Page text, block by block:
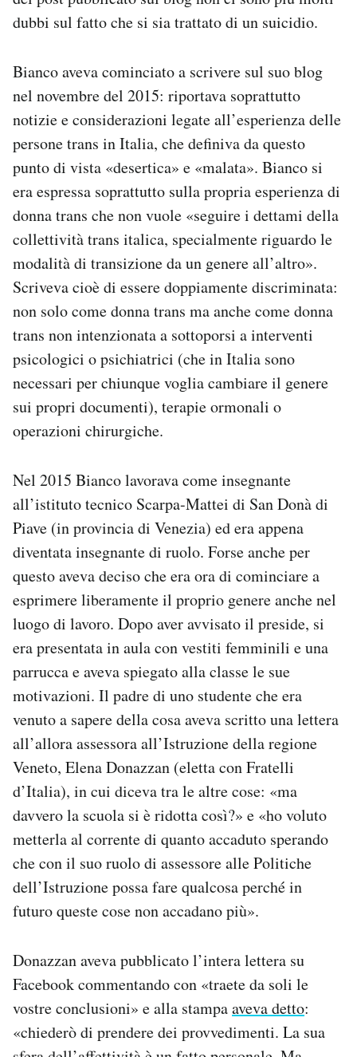
dubbi sul fatto che si sia trattato di un suicidio.
Bianco aveva cominciato a scrivere sul suo blog
nel novembre del 2015: riportava soprattutto
notizie e considerazioni legate all’esperienza delle
persone trans in Italia, che definiva da questo
punto di vista «desertica» e «malata». Bianco si
era espressa soprattutto sulla propria esperienza di
donna trans che non vuole «seguire i dettami della
collettività trans italica, specialmente riguardo le
modalità di transizione da un genere all’altro».
Scriveva cioè di essere doppiamente discriminata:
non solo come donna trans ma anche come donna
trans non intenzionata a sottoporsi a interventi
psicologici o psichiatrici (che in Italia sono
necessari per chiunque voglia cambiare il genere
sui propri documenti), terapie ormonali o
operazioni chirurgiche.
Nel 2015 Bianco lavorava come insegnante
all’istituto tecnico Scarpa-Mattei di San Donà di
Piave (in provincia di Venezia) ed era appena
diventata insegnante di ruolo. Forse anche per
questo aveva deciso che era ora di cominciare a
esprimere liberamente il proprio genere anche nel
luogo di lavoro. Dopo aver avvisato il preside, si
era presentata in aula con vestiti femminili e una
parrucca e aveva spiegato alla classe le sue
motivazioni. Il padre di uno studente che era
venuto a sapere della cosa aveva scritto una lettera
all’allora assessora all’Istruzione della regione
Veneto, Elena Donazzan (eletta con Fratelli
d’Italia), in cui diceva tra le altre cose: «ma
davvero la scuola si è ridotta così?» e «ho voluto
metterla al corrente di quanto accaduto sperando
che con il suo ruolo di assessore alle Politiche
dell’Istruzione possa fare qualcosa perché in
futuro queste cose non accadano più».
Donazzan aveva pubblicato l’intera lettera su
Facebook commentando con «traete da soli le
vostre conclusioni» e alla stampaaveva detto:
«chiederò di prendere dei provvedimenti. La sua